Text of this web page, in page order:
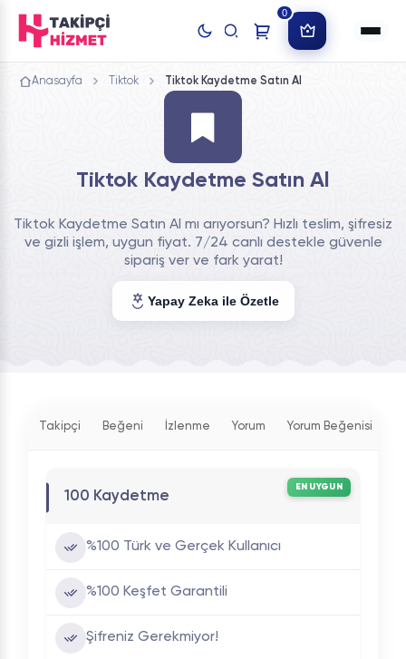
0
Anasayfa Tiktok Tiktok Kaydetme Satın Al
Tiktok Kaydetme Satın Al
Tiktok Kaydetme Satın Al mı arıyorsun? Hızlı teslim, şifresiz
ve gizli işlem, uygun fiyat. 7/24 canlı destekle güvenle
sipariş ver ve fark yarat!
Yapay Zeka ile Özetle
Takipçi Beğeni İzlenme Yorum Yorum Beğenisi
EN UYGUN
100 Kaydetme
%100 Türk ve Gerçek Kullanıcı
%100 Keşfet Garantili
Şifreniz Gerekmiyor!